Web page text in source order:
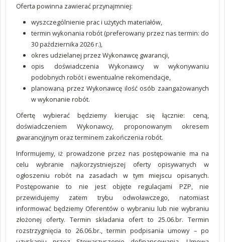
Oferta powinna zawierać przynajmniej:
wyszczególnienie prac i użytych materiałów,
termin wykonania robót (preferowany przez nas termin: do
30 października 2026 r.),
okres udzielanej przez Wykonawcę gwarancji,
opis doświadczenia Wykonawcy w wykonywaniu
podobnych robót i ewentualne rekomendacje,
planowaną przez Wykonawcę ilość osób zaangażowanych
w wykonanie robót.
Ofertę wybierać będziemy kierując się łącznie: ceną,
doświadczeniem Wykonawcy, proponowanym okresem
gwarancyjnym oraz terminem zakończenia robót.
Informujemy, iż prowadzone przez nas postępowanie ma na
celu wybranie najkorzystniejszej oferty opisywanych w
ogłoszeniu robót na zasadach w tym miejscu opisanych.
Postępowanie to nie jest objęte regulacjami PZP, nie
przewidujemy zatem trybu odwoławczego, natomiast
informować będziemy Oferentów o wybraniu lub nie wybraniu
złożonej oferty. Termin składania ofert to 25.06.br. Termin
rozstrzygnięcia to 26.06.br., termin podpisania umowy – po